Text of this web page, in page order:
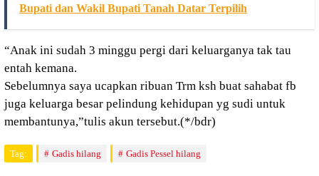
Bupati dan Wakil Bupati Tanah Datar Terpilih
“Anak ini sudah 3 minggu pergi dari keluarganya tak tau
entah kemana.
Sebelumnya saya ucapkan ribuan Trm ksh buat sahabat fb
juga keluarga besar pelindung kehidupan yg sudi untuk
membantunya,”tulis akun tersebut.(*/bdr)
Tag: Gadis hilang Gadis Pessel hilang